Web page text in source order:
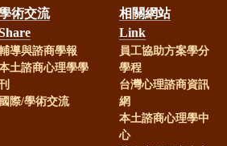
系黃宗堅老師、趙淑
老師，榮獲本校112
果獎勵
本系系友羅麗萍(84級
術交流
導與諮商學報
土諮商心理學學
國際/學術交流
相關網站
Link
員工協助方案學分
學程
台灣心理諮商資訊
網
本土諮商心理學中
心